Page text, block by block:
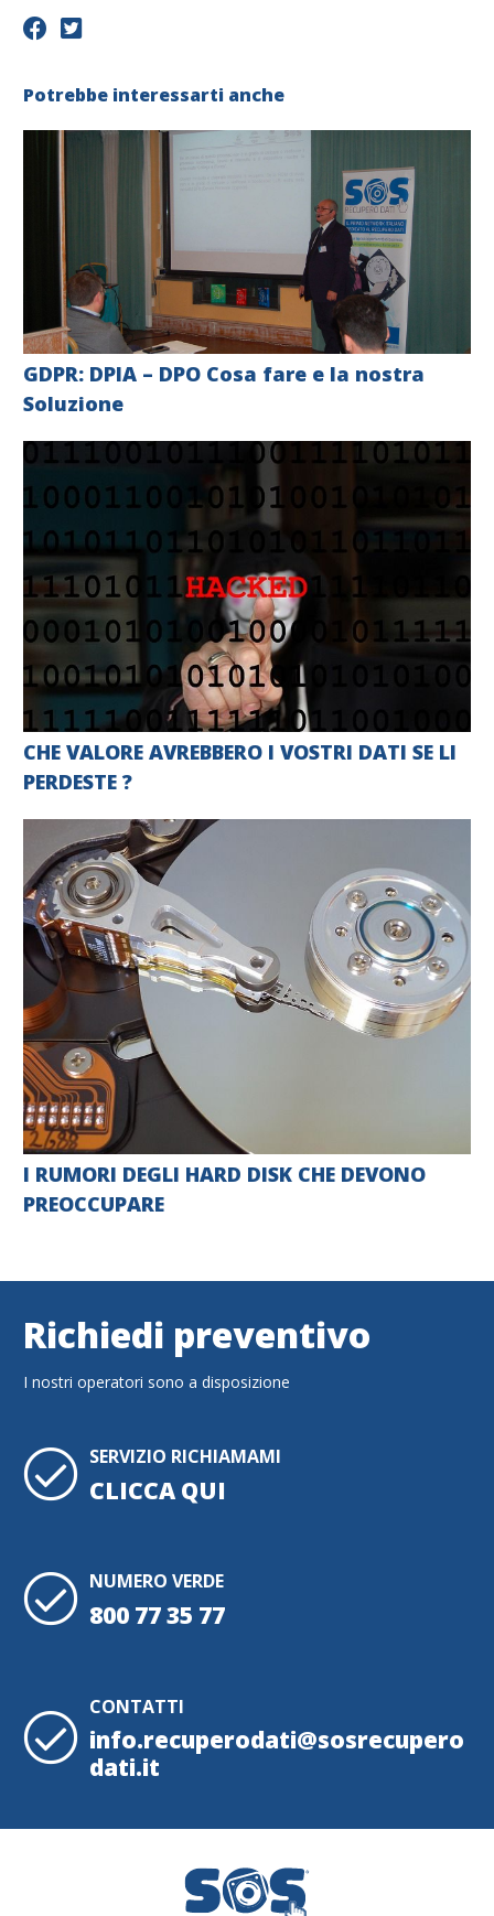
Potrebbe interessarti anche
GDPR: DPIA – DPO Cosa fare e la nostra
Soluzione
CHE VALORE AVREBBERO I VOSTRI DATI SE LI
PERDESTE ?
I RUMORI DEGLI HARD DISK CHE DEVONO
PREOCCUPARE
Richiedi preventivo
I nostri operatori sono a disposizione
SERVIZIO RICHIAMAMI
CLICCA QUI
NUMERO VERDE
800 77 35 77
CONTATTI
info.recuperodati@sosrecupero
dati.it